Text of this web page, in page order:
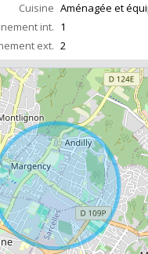
Cuisine Aménagée et
int. 1
ext. 2